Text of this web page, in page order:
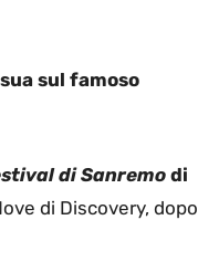
sul famoso
di Sanremodi
di Discovery, dopo